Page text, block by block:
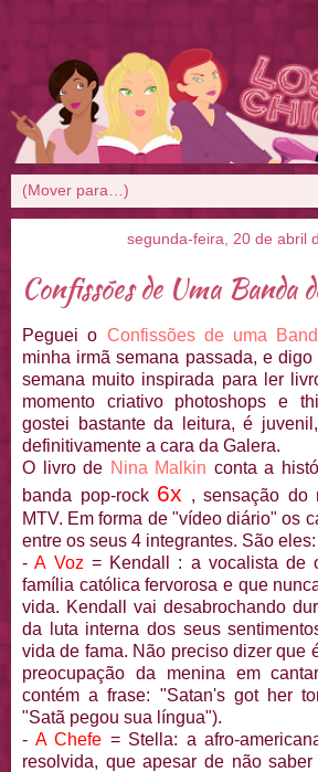
segunda-feira, 20 de abril
Confissões de Uma Banda
Peguei o Confissões de uma
minha irmã semana passada, e
semana muito inspirada para ler
momento criativo photoshops e
gostei bastante da leitura, é
definitivamente a cara da Galera.
O livro de Nina Malkin conta a
banda pop-rock 6x , sensação do
MTV. Em forma de "vídeo diário" os
entre os seus 4 integrantes. São eles:
-A Voz = Kendall : a vocalista de
família católica fervorosa e que
vida. Kendall vai desabrochando
da luta interna dos seus
vida de fama. Não preciso dizer que
preocupação da menina em
contém a frase: "Satan's got her
"Satã pegou sua língua").
- A Chefe = Stella: a afro-
resolvida, que apesar de não